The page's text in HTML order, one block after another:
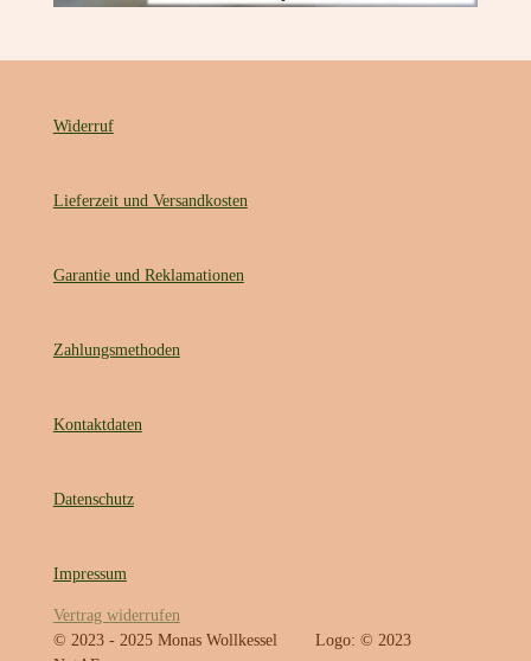
Widerruf
Lieferzeit und Versandkosten
Garantie und Reklamationen
Zahlungsmethoden
Kontaktdaten
Datenschutz
Impressum
Vertrag widerrufen
© 2023 - 2025 Monas Wollkessel Logo: © 2023